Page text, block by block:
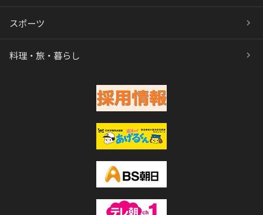
スポーツ
料理・旅・暮らし